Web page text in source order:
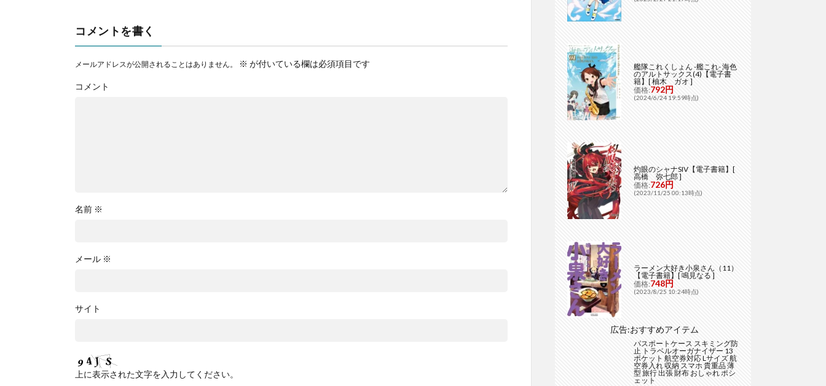
コメントを書く
メールアドレスが公開されることはありません。 ※ が付いている欄は必須項目です
コメント
名前 ※
メール ※
サイト
上に表示された文字を入力してください。
艦隊これくしょん -艦これ- 海色
のアルトサックス(4)【電子書
籍】[ 柚木 ガオ ]
価格:792円
(2024/6/24 19:59時点)
灼眼のシャナSIV【電子書籍】[
高橋 弥七郎 ]
価格:726円
(2023/11/25 00:13時点)
ラーメン大好き小泉さん（11）
【電子書籍】[ 鳴見なる ]
価格:748円
(2023/8/25 10:24時点)
広告:おすすめアイテム
パスポートケース スキミング防
止 トラベルオーガナイザー 13
ポケット 航空券対応 Lサイズ 航
空券入れ 収納 スマホ 貴重品 薄
型 旅行 出張 財布 おしゃれ ポシ
ェット